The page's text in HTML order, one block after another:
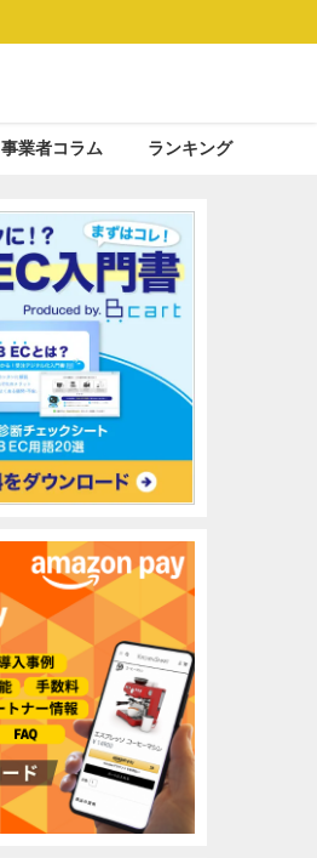
事業者コラム ランキング